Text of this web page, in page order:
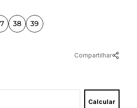
38 39
Compartilhar
Calcular